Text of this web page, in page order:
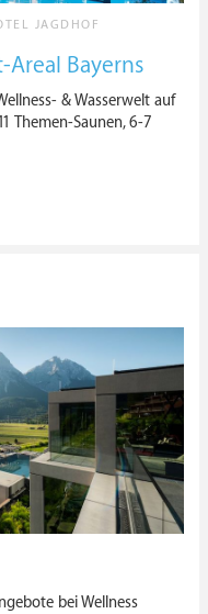
JAGDHOF
Areal Bayerns
& Wasserwelt auf
Themen-Saunen, 6-7
bei Wellness